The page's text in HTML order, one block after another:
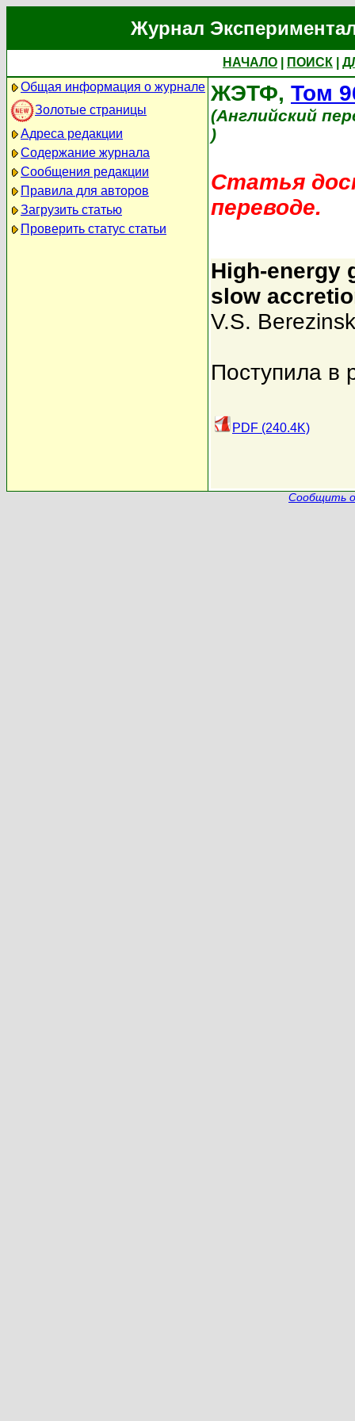
Журнал
НАЧАЛО ПОИСК
Общая информация о журнале
Золотые страницы
Адреса редакции
Содержание журнала
Сообщения редакции
Правила для авторов
Загрузить статью
Проверить статус статьи
ЖЭТФ, Том
(Английский
)
Статья
переводе.
High-energy
slow
V.S.
Поступила в
PDF (240.4K)
Сообщить о